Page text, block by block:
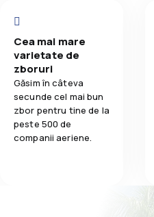
Cea mai mare
varietate de
zboruri
Găsim în câteva
secunde cel mai bun
zbor pentru tine de la
peste 500 de
companii aeriene.